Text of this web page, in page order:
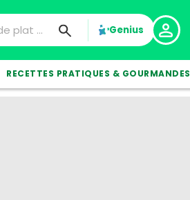
Genius
RECETTES PRATIQUES & GOURMANDES